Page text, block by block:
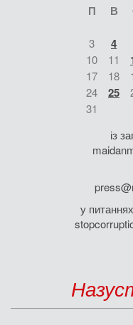
П В
3 4
10
11
17
18
24
25
31
із
у